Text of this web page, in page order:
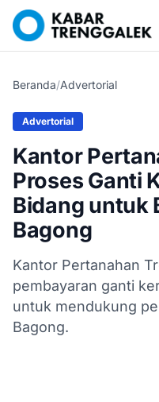
Beranda/Advertorial
Advertorial
Kantor
Proses Ganti
Bidang untuk
Bagong
Kantor Pertanahan
pembayaran ganti
untuk mendukung
Bagong.